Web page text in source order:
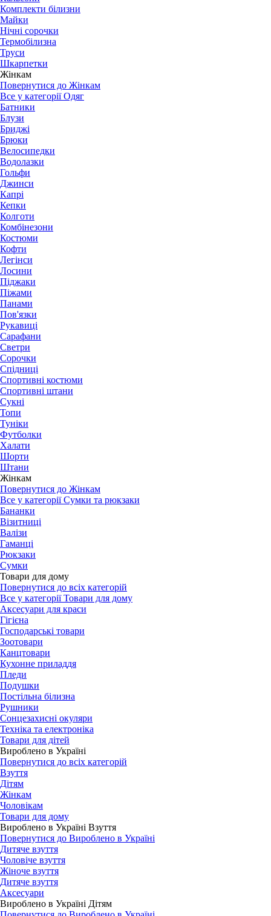
Комплекти білизни
Майки
Нічні сорочки
Термобілизна
Труси
Шкарпетки
Жінкам
Повернутися до Жінкам
Все у категорії Одяг
Батники
Блузи
Бриджі
Брюки
Велосипедки
Водолазки
Гольфи
Джинси
Капрі
Кепки
Колготи
Комбінезони
Костюми
Кофти
Легінси
Лосини
Піджаки
Піжами
Панами
Пов'язки
Рукавиці
Сарафани
Светри
Сорочки
Спідниці
Спортивні костюми
Спортивні штани
Сукні
Топи
Туніки
Футболки
Халати
Шорти
Штани
Жінкам
Повернутися до Жінкам
Все у категорії Сумки та рюкзаки
Бананки
Візитниці
Валізи
Гаманці
Рюкзаки
Сумки
Товари для дому
Повернутися до всіх категорій
Все у категорії Товари для дому
Аксесуари для краси
Гігієна
Господарські товари
Зоотовари
Канцтовари
Кухонне приладдя
Пледи
Подушки
Постільна білизна
Рушники
Сонцезахисні окуляри
Техніка та електроніка
Товари для дітей
Вироблено в Україні
Повернутися до всіх категорій
Взуття
Дітям
Жінкам
Чоловікам
Товари для дому
Вироблено в Україні Взуття
Повернутися до Вироблено в Україні
Дитяче взуття
Чоловіче взуття
Жіноче взуття
Дитяче взуття
Аксесуари
Вироблено в Україні Дітям